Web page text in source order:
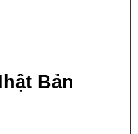
Bản